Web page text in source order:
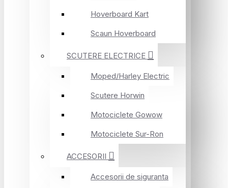
Hoverboard Kart
Scaun Hoverboard
SCUTERE ELECTRICE
Moped/Harley Electric
Scutere Horwin
Motociclete Gowow
Motociclete Sur-Ron
ACCESORII
Accesorii de siguranta